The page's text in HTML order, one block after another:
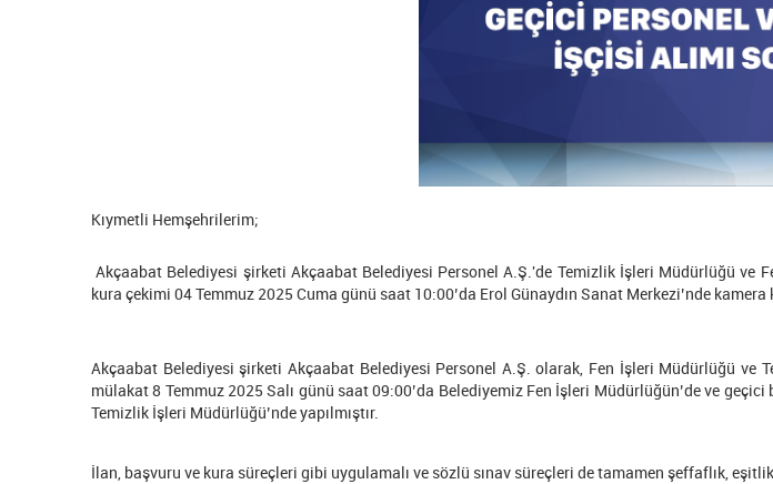
Kıymetli Hemşehrilerim;
Akçaabat Belediyesi şirketi Akçaabat Belediyesi Personel A.Ş.'de Temizlik İşleri Müdürlüğü ve
kura çekimi 04 Temmuz 2025 Cuma günü saat 10:00’da Erol Günaydın Sanat Merkezi’nde kamera
Akçaabat Belediyesi şirketi Akçaabat Belediyesi Personel A.Ş. olarak, Fen İşleri Müdürlüğü ve
mülakat 8 Temmuz 2025 Salı günü saat 09:00’da Belediyemiz Fen İşleri Müdürlüğün’de ve
Temizlik İşleri Müdürlüğü’nde yapılmıştır.
İlan, başvuru ve kura süreçleri gibi uygulamalı ve sözlü sınav süreçleri de tamamen şeffaflık,